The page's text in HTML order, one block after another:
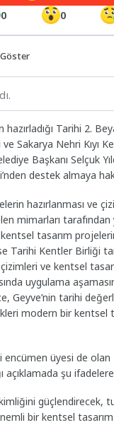
0 0
hazırladığı Tarihi 2.
Sakarya Nehri Kıyı
Başkanı Selçuk
destek almaya
hazırlanması ve
mimarları
tasarım
Tarihi Kentler Birliği
ve kentsel
uygulama
Geyve’nin tarihi
modern bir kentsel
üyesi de olan
açıklamada şu
güçlendirecek,
bir kentsel